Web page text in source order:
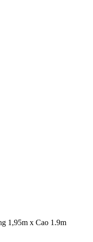
1,95m x Cao 1.9m